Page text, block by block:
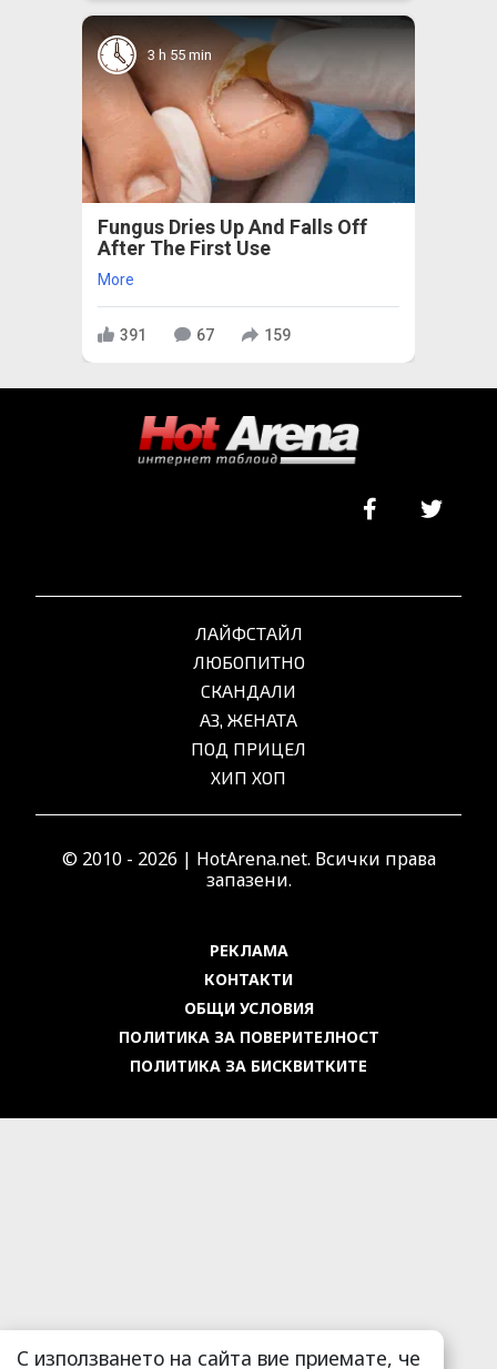
3 h 55 min
Fungus Dries Up And Falls Off
After The First Use
More
391 67 159
С използването на сайта вие приемате, че
ЛАЙФСТАЙЛ
ЛЮБОПИТНО
СКАНДАЛИ
АЗ, ЖЕНАТА
ПОД ПРИЦЕЛ
ХИП ХОП
© 2010 - 2026 | HotArena.net. Всички права
запазени.
РЕКЛАМА
КОНТАКТИ
ОБЩИ УСЛОВИЯ
ПОЛИТИКА ЗА ПОВЕРИТЕЛНОСТ
ПОЛИТИКА ЗА БИСКВИТКИТЕ